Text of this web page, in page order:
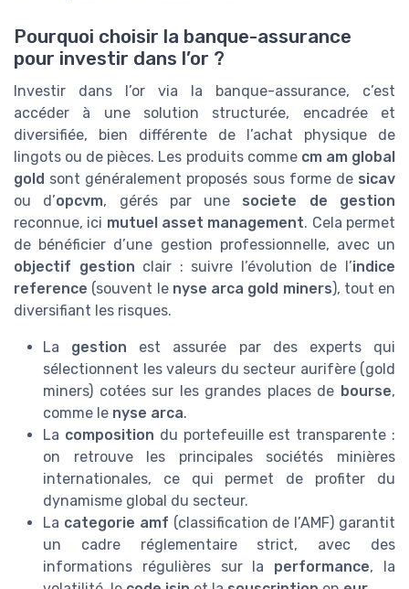
Pourquoi choisir la banque-assurance
pour investir dans l’or ?
Investir dans l’or via la banque-assurance, c’est
accéder à une solution structurée, encadrée et
diversifiée, bien différente de l’achat physique de
lingots ou de pièces. Les produits comme cm am global
gold sont généralement proposés sous forme de sicav
ou d’opcvm, gérés par une societe de gestion
reconnue, ici mutuel asset management. Cela permet
de bénéficier d’une gestion professionnelle, avec un
objectif gestion clair : suivre l’évolution de l’indice
reference (souvent le nyse arca gold miners), tout en
diversifiant les risques.
La gestion est assurée par des experts qui
sélectionnent les valeurs du secteur aurifère (gold
miners) cotées sur les grandes places de bourse,
comme le nyse arca.
La composition du portefeuille est transparente :
on retrouve les principales sociétés minières
internationales, ce qui permet de profiter du
dynamisme global du secteur.
La categorie amf (classification de l’AMF) garantit
un cadre réglementaire strict, avec des
informations régulières sur la performance, la